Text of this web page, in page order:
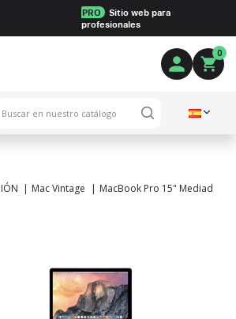
PRO
Sitio web para
profesionales
0
Mac Vintage MacBook Pro 15" Mediados